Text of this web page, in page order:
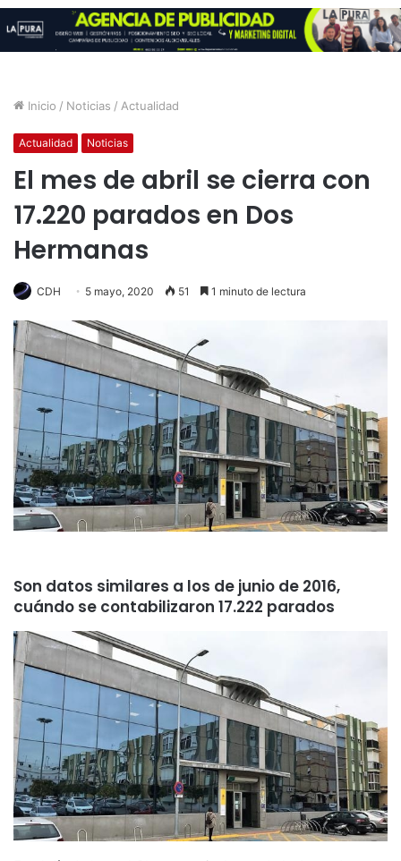
Inicio / Noticias / Actualidad
Actualidad Noticias
El mes de abril se cierra con
17.220 parados en Dos
Hermanas
CDH 5 mayo, 2020 51 1 minuto de lectura
Son datos similares a los de junio de 2016,
cuándo se contabilizaron 17.222 parados